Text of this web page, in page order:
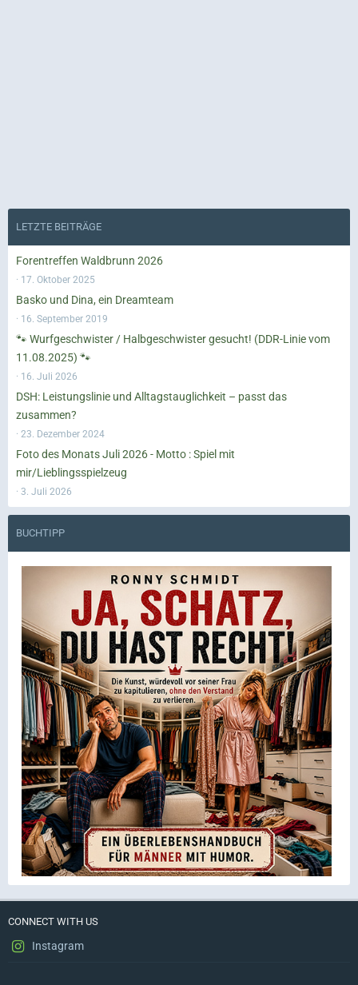
LETZTE BEITRÄGE
Forentreffen Waldbrunn 2026
17. Oktober 2025
Basko und Dina, ein Dreamteam
16. September 2019
🐾 Wurfgeschwister / Halbgeschwister gesucht! (DDR-Linie vom
11.08.2025) 🐾
16. Juli 2026
DSH: Leistungslinie und Alltagstauglichkeit – passt das
zusammen?
23. Dezember 2024
Foto des Monats Juli 2026 - Motto : Spiel mit
mir/Lieblingsspielzeug
3. Juli 2026
BUCHTIPP
CONNECT WITH US
Instagram